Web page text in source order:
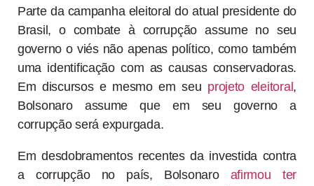
Parte da campanha eleitoral do atual presidente do
Brasil, o combate à corrupção assume no seu
governo o viés não apenas político, como também
uma identificação com as causas conservadoras.
Em discursos e mesmo em seu projeto eleitoral ,
Bolsonaro assume que em seu governo a
corrupção será expurgada.
Em desdobramentos recentes da investida contra
a corrupção no país, Bolsonaro afirmou ter